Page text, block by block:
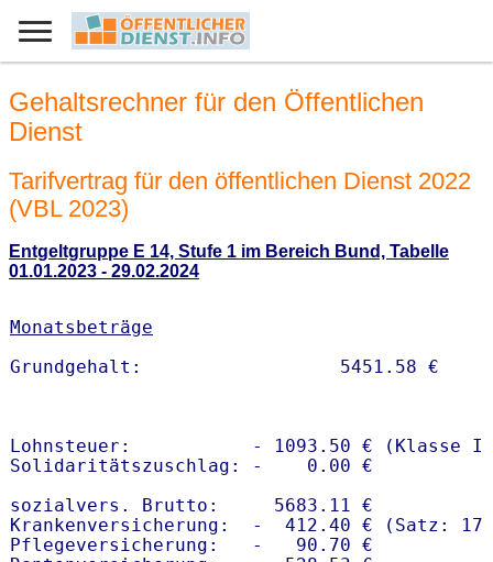
Gehaltsrechner für den Öffentlichen
Dienst
Tarifvertrag für den öffentlichen Dienst 2022
(VBL 2023)
Entgeltgruppe E 14, Stufe 1 im Bereich Bund, Tabelle
01.01.2023 - 29.02.2024
Monatsbeträge
Lohnsteuer:           - 1093.50 € (Klasse I)
Solidaritätszuschlag: -    0.00 €
sozialvers. Brutto:     5683.11 €
Krankenversicherung:  -  412.40 € (Satz:
Pflegeversicherung:   -   90.70 €